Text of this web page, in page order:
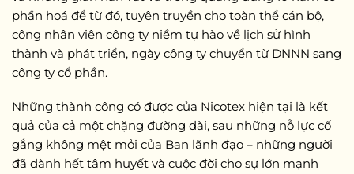
phần hoá để từ đó, tuyên truyền cho toàn thể cán bộ,
công nhân viên công ty niềm tự hào về lịch sử hình
thành và phát triển, ngày công ty chuyển từ DNNN sang
công ty cổ phần.
Những thành công có được của Nicotex hiện tại là kết
quả của cả một chặng đường dài, sau những nỗ lực cố
gắng không mệt mỏi của Ban lãnh đạo – những người
đã dành hết tâm huyết và cuộc đời cho sự lớn mạnh